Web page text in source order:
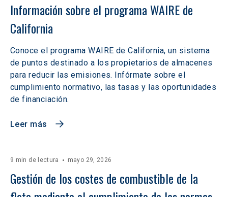
Información sobre el programa WAIRE de
California
Conoce el programa WAIRE de California, un sistema
de puntos destinado a los propietarios de almacenes
para reducir las emisiones. Infórmate sobre el
cumplimiento normativo, las tasas y las oportunidades
de financiación.
Leer más
9 min de lectura mayo 29, 2026
Gestión de los costes de combustible de la